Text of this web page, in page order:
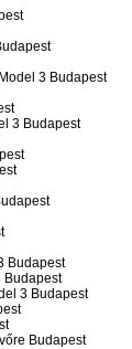
3 Budapest
3 Budapest
Budapest
Budapest
3 Budapest
Budapest